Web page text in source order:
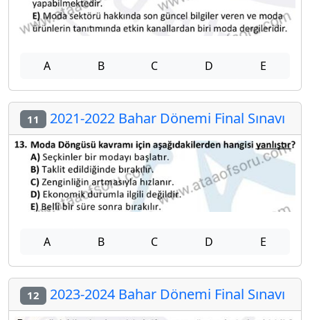
A B C D E
11 2021-2022 Bahar Dönemi Final Sınavı
A B C D E
12 2023-2024 Bahar Dönemi Final Sınavı